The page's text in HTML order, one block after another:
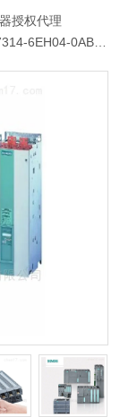
授权代理
6EH04-0AB0